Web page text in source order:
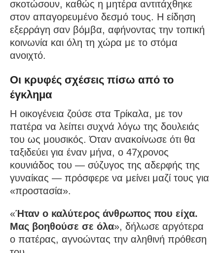
σκοτώσουν, καθώς η μητέρα αντιτάχθηκε
στον απαγορευμένο δεσμό τους. Η είδηση
εξερράγη σαν βόμβα, αφήνοντας την τοπική
κοινωνία και όλη τη χώρα με το στόμα
ανοιχτό.
Οι κρυφές σχέσεις πίσω από το
έγκλημα
Η οικογένεια ζούσε στα Τρίκαλα, με τον
πατέρα να λείπει συχνά λόγω της δουλειάς
του ως μουσικός. Όταν ανακοίνωσε ότι θα
ταξιδεύει για έναν μήνα, ο 47χρονος
κουνιάδος του — σύζυγος της αδερφής της
γυναίκας — πρόσφερε να μείνει μαζί τους για
«προστασία».
«Ήταν ο καλύτερος άνθρωπος που είχα.
Μας βοηθούσε σε όλα», δήλωσε αργότερα
ο πατέρας, αγνοώντας την αληθινή πρόθεση